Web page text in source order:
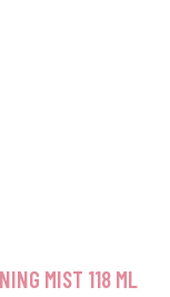
MIST 118 ML